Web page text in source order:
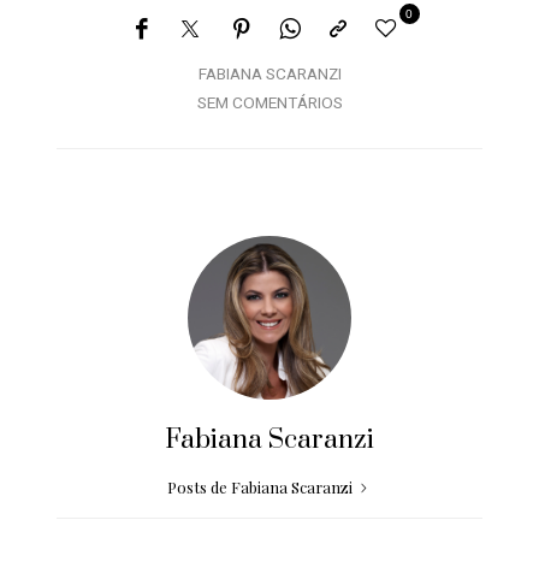
FABIANA SCARANZI
0
SEM COMENTÁRIOS
Fabiana Scaranzi
Posts de Fabiana Scaranzi